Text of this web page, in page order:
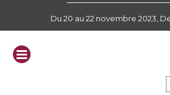
Du 20 au 22 novembre 2023,